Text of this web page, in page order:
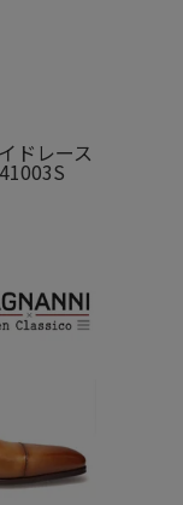
ドレース